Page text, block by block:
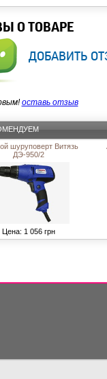
О ТОВАРЕ
добавить
оставь отзыв
шуруповерт Витязь
ДЭ-950/2
Цена: 1 056 грн